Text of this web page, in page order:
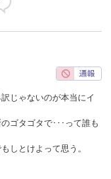
じゃないのが本当にイ
ゴタゴタで･･･って誰も
しとけよって思う。